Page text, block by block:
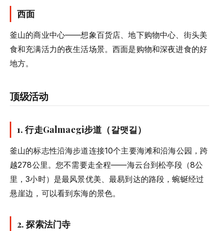
西面
釜山的商业中心——想象百货店、地下购物中心、街头美
食和充满活力的夜生活场景。西面是购物和深夜进食的好
地方。
顶级活动
1. 行走Galmaegi步道（갈맷길）
釜山的标志性沿海步道连接10个主要海滩和沿海公园，跨
越278公里。您不需要走全程——海云台到松亭段（8公
里，3小时）是最风景优美、最易到达的路段，蜿蜒经过
悬崖边，可以看到东海的景色。
2. 探索法门寺